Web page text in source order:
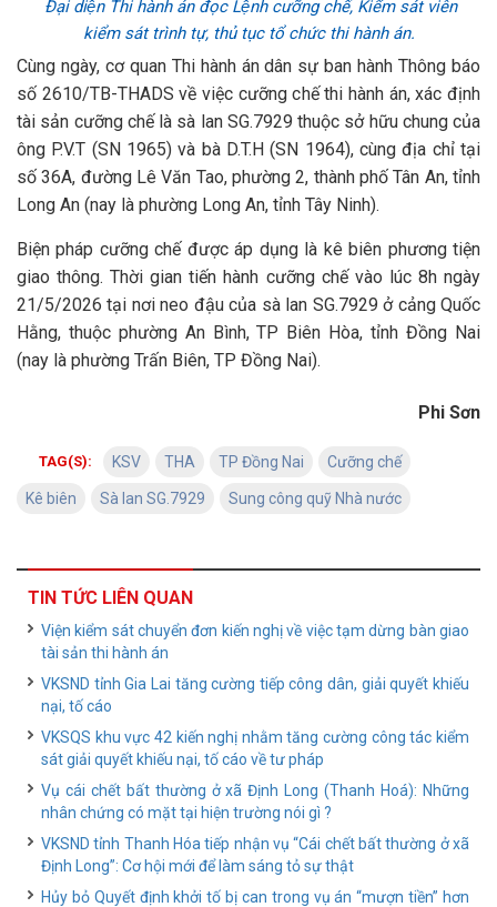
Đại diện Thi hành án đọc Lệnh cưỡng chế, Kiểm sát viên
kiểm sát trình tự, thủ tục tổ chức thi hành án.
Cùng ngày, cơ quan Thi hành án dân sự ban hành Thông báo
số 2610/TB-THADS về việc cưỡng chế thi hành án, xác định
tài sản cưỡng chế là sà lan SG.7929 thuộc sở hữu chung của
ông P.V.T (SN 1965) và bà D.T.H (SN 1964), cùng địa chỉ tại
số 36A, đường Lê Văn Tao, phường 2, thành phố Tân An, tỉnh
Long An (nay là phường Long An, tỉnh Tây Ninh).
Biện pháp cưỡng chế được áp dụng là kê biên phương tiện
giao thông. Thời gian tiến hành cưỡng chế vào lúc 8h ngày
21/5/2026 tại nơi neo đậu của sà lan SG.7929 ở cảng Quốc
Hằng, thuộc phường An Bình, TP Biên Hòa, tỉnh Đồng Nai
(nay là phường Trấn Biên, TP Đồng Nai).
Phi Sơn
TAG(S): KSV THA TP Đồng Nai Cưỡng chế
Kê biên Sà lan SG.7929 Sung công quỹ Nhà nước
TIN TỨC LIÊN QUAN
Viện kiểm sát chuyển đơn kiến nghị về việc tạm dừng bàn giao
tài sản thi hành án
VKSND tỉnh Gia Lai tăng cường tiếp công dân, giải quyết khiếu
nại, tố cáo
VKSQS khu vực 42 kiến nghị nhằm tăng cường công tác kiểm
sát giải quyết khiếu nại, tố cáo về tư pháp
Vụ cái chết bất thường ở xã Định Long (Thanh Hoá): Những
nhân chứng có mặt tại hiện trường nói gì ?
VKSND tỉnh Thanh Hóa tiếp nhận vụ “Cái chết bất thường ở xã
Định Long”: Cơ hội mới để làm sáng tỏ sự thật
Hủy bỏ Quyết định khởi tố bị can trong vụ án “mượn tiền” hơn